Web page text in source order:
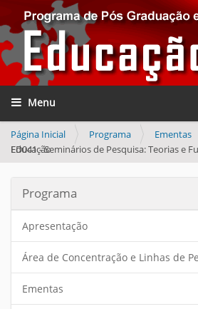
Toggle navigation
Página Inicial Programa
Ementas
ED041 - Seminários de Pesquisa: Teorias e Fundamentos da Educação
Programa
Apresentação
Área de Concentração e Linhas de
Ementas